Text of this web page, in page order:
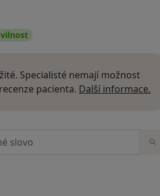
Specialisté nemají možnost
pacienta. Další informace.